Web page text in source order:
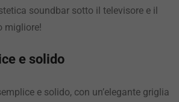
soundbar sotto il televisore e il
migliore!
e solido
e solido, con un’elegante griglia